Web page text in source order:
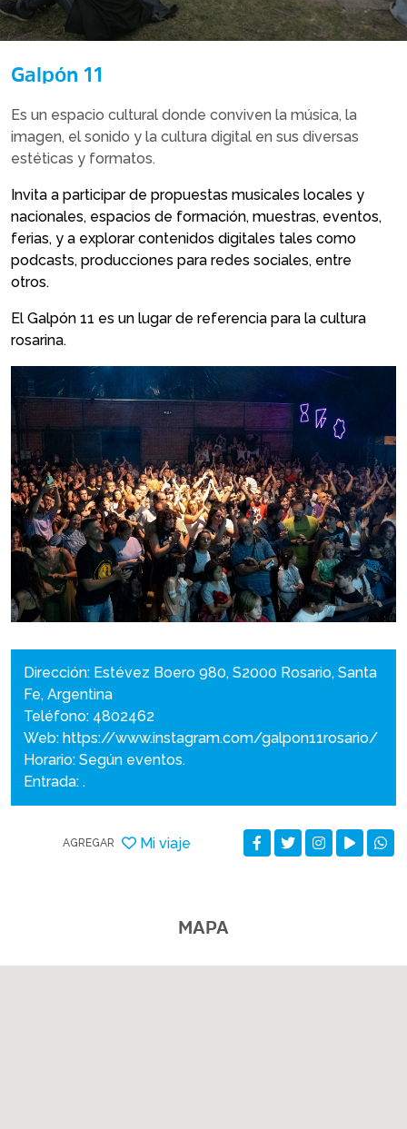
Galpón 11
Es un espacio cultural donde conviven la música, la
imagen, el sonido y la cultura digital en sus diversas
estéticas y formatos.
Invita a participar de propuestas musicales locales y
nacionales, espacios de formación, muestras, eventos,
ferias, y a explorar contenidos digitales tales como
podcasts, producciones para redes sociales, entre
otros.
El Galpón 11 es un lugar de referencia para la cultura
rosarina.
Dirección: Estévez Boero 980, S2000 Rosario, Santa
Fe, Argentina
Teléfono: 4802462
Web: https://www.instagram.com/galpon11rosario/
Horario: Según eventos.
Entrada: .
AGREGAR Mi viaje
MAPA